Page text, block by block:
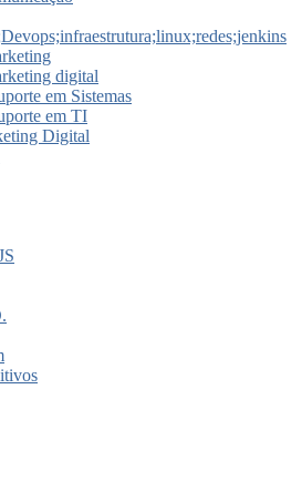
digital
em Sistemas
em TI
Digital